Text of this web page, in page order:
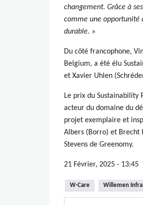
changement. Grâce à
comme une opportunité
durable. »
Du côté francophone,
Belgium, a été élu
et Xavier Uhlen
Le prix du Sustainability
acteur du domaine du
projet exemplaire et
Albers (Borro) et Brecht
Stevens de Greenomy.
21 Février, 2025 - 13:45
W-Care Willemen Infra